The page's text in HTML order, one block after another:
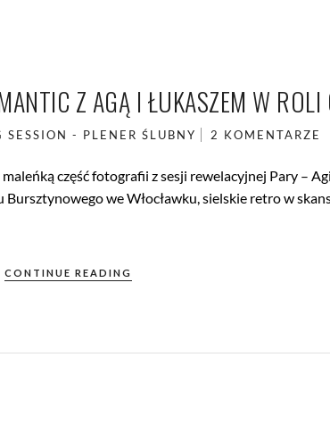
Z AGĄ I ŁUKASZEM W ROLI
SESSION - PLENER ŚLUBNY 2 KOMENTARZE
część fotografii z sesji rewelacyjnej Pary –
we Włocławku, sielskie retro w
CONTINUE READING